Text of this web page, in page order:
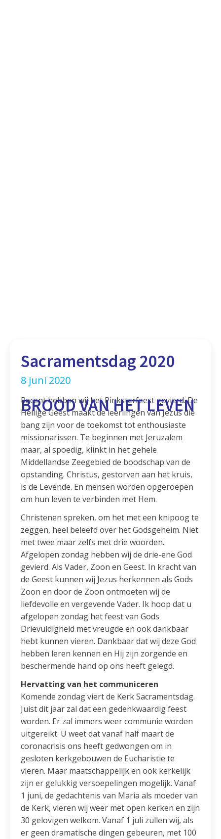
Sacramentsdag 2020
8 juni 2020
BROOD VAN HET LEVEN
Recent hebben wij het Pinksterfeest gevierd. De
Heilige Geest maakt de leerlingen van Jezus die
bang zijn voor de toekomst tot enthousiaste
missionarissen. Te beginnen met Jeruzalem
maar, al spoedig, klinkt in het gehele
Middellandse Zeegebied de boodschap van de
opstanding. Christus, gestorven aan het kruis,
is de Levende. En mensen worden opgeroepen
om hun leven te verbinden met Hem.
Christenen spreken, om het met een knipoog te
zeggen, heel beleefd over het Godsgeheim. Niet
met twee maar zelfs met drie woorden.
Afgelopen zondag hebben wij de drie-ene God
gevierd. Als Vader, Zoon en Geest. In kracht van
de Geest kunnen wij Jezus herkennen als Gods
Zoon en door de Zoon ontmoeten wij de
liefdevolle en vergevende Vader. Ik hoop dat u
afgelopen zondag het feest van Gods
Drievuldigheid met vreugde en ook dankbaar
hebt kunnen vieren. Dankbaar dat wij deze God
hebben leren kennen en Hij zijn zorgende en
beschermende hand op ons heeft gelegd.
Hervatting van het communiceren
Komende zondag viert de Kerk Sacramentsdag.
Juist dit jaar zal dat een gedenkwaardig feest
worden. Er zal immers weer communie worden
uitgereikt. U weet dat vanaf half maart de
coronacrisis ons heeft gedwongen om in
gesloten kerkgebouwen de Eucharistie te
vieren. Maar maatschappelijk en ook kerkelijk
zijn er gelukkig versoepelingen mogelijk. Vanaf
1 juni, de gedachtenis van Maria als moeder van
de Kerk, vieren wij weer met open kerken en zijn
30 gelovigen welkom. Vanaf 1 juli zullen wij, als
er geen dramatische dingen gebeuren, met 100